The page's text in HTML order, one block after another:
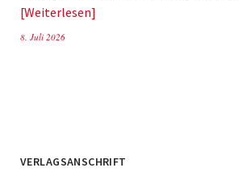
Weiterlesen
8. Juli 2026
VERLAGSANSCHRIFT